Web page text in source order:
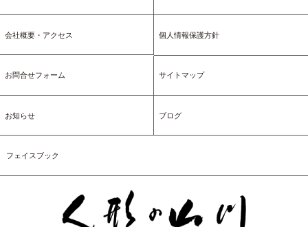
会社概要・アクセス 個人情報保護方針
お問合せフォーム サイトマップ
お知らせ ブログ
フェイスブック